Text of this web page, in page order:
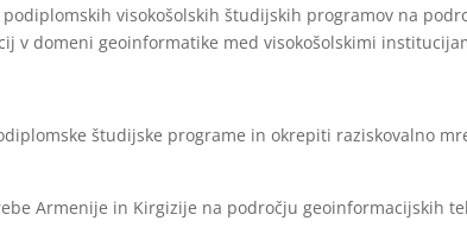
visokošolskih študijskih programov na
v domeni geoinformatike med visokošolskimi
študijske programe in okrepiti raziskovalno
Armenije in Kirgizije na področju geoinformacijskih